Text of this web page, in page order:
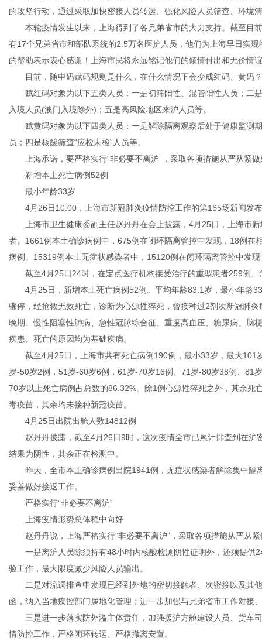
的攻坚行动，通过采取加快密接人员转运、强化风险人员筛查、环境
本轮疫情发生以来，上海得到了各兄弟省市的大力支持。截至目
有17个兄弟省市和部队系统的2.5万名医护人员，他们为上海早日实
的帮助表示衷心感谢！上海市民将永远铭记他们的倾情付出和无价情
目前，随申码赋码规则是什么，在什么情况下会变成红码、黄码
赋红码对象为以下五类人员：一是初筛阳性、混管阳性人员；二
入境人员(澳门入境除外)；五是高风险地区来沪人员等。
赋黄码对象为以下四类人员：一是解除隔离观察后处于健康监测
员；四是核酸筛查“应检未检”人员等。
上海承诺，要严格实行“非必要不离沪”，采取各项措施从严从紧做
新增本土死亡病例52例
最小年龄33岁
4月26日10:00，上海市新冠肺炎疫情防控工作的第165场新闻发
上海市卫生健康委副主任赵丹丹在会上披露，4月25日，上海市新
者。1661例本土确诊病例中，675例在闭环隔离管控中发现，18例
病例。15319例本土无症状感染者中，15120例在闭环隔离管控中发
截至4月25日24时，在定点医疗机构接受治疗的重型患者259例、
4月25日，新增本土死亡病例52例。平均年龄83.1岁，最小年龄
骤停，经抢救无效死亡，诊断为心源性猝死，曾接种过2剂次新冠肺
晚期、慢性阻塞性肺病、急性冠脉综合征、重度高血压、糖尿病、脑
疾患。死亡的原因均为基础疾病。
截至4月25日，上海市共有死亡病例190例，最小33岁，最大101
岁-50岁2例，51岁-60岁6例，61岁-70岁16例、71岁-80岁38例、81
70岁以上死亡病例占总数的86.32%。除1例心源性猝死之外，其余
毒疫苗，其余均未接种新冠疫苗。
4月25日出院出舱人数14812例
赵丹丹披露，截至4月26日9时，这次疫情全市已累计排查到在沪
结果为阴性，其余正在检测中。
昨天，全市本土确诊病例出院1941例，无症状感染者解除集中隔
妥善做好接返工作。
严格实行“非必要不离沪”
上海疫情形势总体稳中向好
赵丹丹说，上海严格实行“非必要不离沪”，采取各项措施从严从
一是离沪人员除须持有48小时内核酸检测阴性证明外，还须提供
验工作，最大限度减少风险人员输出。
二是对流调排查中发现已经到外地的密切接触者、次密接以及其
函，纳入当地疾控部门属地化管理；进一步加强与兄弟省市工作对接
三是进一步落实防外溢主体责任，加强援沪方舱建设人员、货车
情防控工作，严格闭环转运、严格撤离安置。